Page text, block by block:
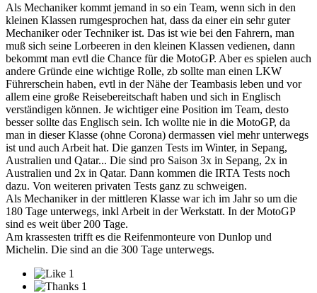
Als Mechaniker kommt jemand in so ein Team, wenn sich in den
kleinen Klassen rumgesprochen hat, dass da einer ein sehr guter
Mechaniker oder Techniker ist. Das ist wie bei den Fahrern, man
muß sich seine Lorbeeren in den kleinen Klassen vedienen, dann
bekommt man evtl die Chance für die MotoGP. Aber es spielen auch
andere Gründe eine wichtige Rolle, zb sollte man einen LKW
Führerschein haben, evtl in der Nähe der Teambasis leben und vor
allem eine große Reisebereitschaft haben und sich in Englisch
verständigen können. Je wichtiger eine Position im Team, desto
besser sollte das Englisch sein. Ich wollte nie in die MotoGP, da
man in dieser Klasse (ohne Corona) dermassen viel mehr unterwegs
ist und auch Arbeit hat. Die ganzen Tests im Winter, in Sepang,
Australien und Qatar... Die sind pro Saison 3x in Sepang, 2x in
Australien und 2x in Qatar. Dann kommen die IRTA Tests noch
dazu. Von weiteren privaten Tests ganz zu schweigen.
Als Mechaniker in der mittleren Klasse war ich im Jahr so um die
180 Tage unterwegs, inkl Arbeit in der Werkstatt. In der MotoGP
sind es weit über 200 Tage.
Am krassesten trifft es die Reifenmonteure von Dunlop und
Michelin. Die sind an die 300 Tage unterwegs.
1
1